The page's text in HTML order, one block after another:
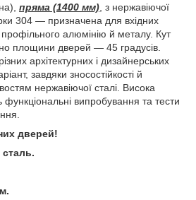
пряма (1400 мм) , з нержавіючої
304 — призначена для вхідних
алюмінію й металу. Кут
площини дверей — 45 градусів.
архітектурних і дизайнерських
завдяки зносостійкості й
нержавіючої сталі. Висока
функціональні випробування та тести
дверей!